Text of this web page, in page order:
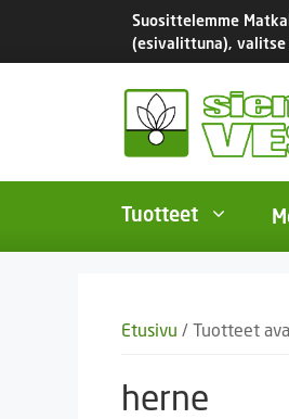
Suosittelemme
(esivalittuna), valitse
Tuotteet
Istukassipulit
Etusivu / Tuotteet
herne